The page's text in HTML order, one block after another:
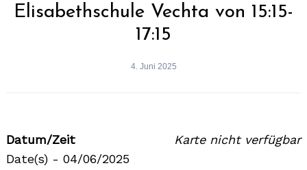
Elisabethschule Vechta von 15:15-
17:15
4. Juni 2025
Karte nicht verfügbar
Datum/Zeit
Date(s) - 04/06/2025